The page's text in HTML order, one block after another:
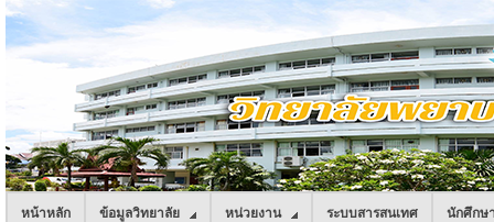
หน้าหลัก ข้อมูลวิทยาลัย หน่วยงาน ระบบสารสนเทศ นักศึกษ